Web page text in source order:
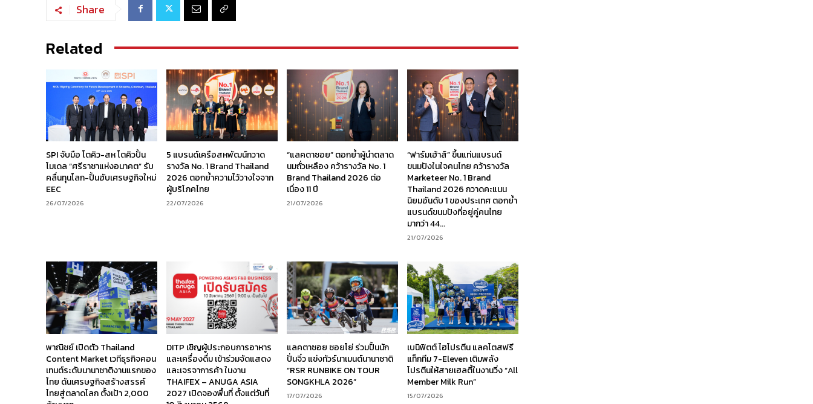
Share
Related
SPI จับมือ โตคิว-สห โตคิวปั้น
โมเดล “ศรีราชาแห่งอนาคต” รับ
คลื่นทุนโลก-ปั้นฮับเศรษฐกิจใหม่
EEC
26/07/2026
5 แบรนด์เครือสหพัฒน์กวาด
รางวัล No. 1 Brand Thailand
2026 ตอกย้ำความไว้วางใจจาก
ผู้บริโภคไทย
22/07/2026
“แลคตาซอย” ตอกย้ำผู้นำตลาด
นมถั่วเหลือง คว้ารางวัล No. 1
Brand Thailand 2026 ต่อ
เนื่อง 11 ปี
21/07/2026
“ฟาร์มเฮ้าส์” ขึ้นแท่นแบรนด์
ขนมปังในใจคนไทย คว้ารางวัล
Marketeer No. 1 Brand
Thailand 2026 กวาดคะแนน
นิยมอันดับ 1 ของประเทศ ตอกย้ำ
แบรนด์ขนมปังที่อยู่คู่คนไทย
มากว่า 44...
21/07/2026
พาณิชย์ เปิดตัว Thailand
Content Market เวทีธุรกิจคอน
เทนต์ระดับนานาชาติงานแรกของ
ไทย ดันเศรษฐกิจสร้างสรรค์
ไทยสู่ตลาดโลก ตั้งเป้า 2,000
DITP เชิญผู้ประกอบการอาหาร
และเครื่องดื่ม เข้าร่วมจัดแสดง
และเจรจาการค้า ในงาน
THAIFEX – ANUGA ASIA
2027 เปิดจองพื้นที่ ตั้งแต่วันที่
แลคตาซอย ซอยโย่ ร่วมปั้นนัก
ปั่นจิ๋ว แข่งทัวร์นาเมนต์นานาชาติ
“RSR RUNBIKE ON TOUR
SONGKHLA 2026”
17/07/2026
เบนิฟิตต์ ไฮโปรตีน แลคโตสฟรี
แท็กทีม 7-Eleven เติมพลัง
โปรตีนให้สายเฮลตี้ในงานวิ่ง “All
Member Milk Run”
15/07/2026